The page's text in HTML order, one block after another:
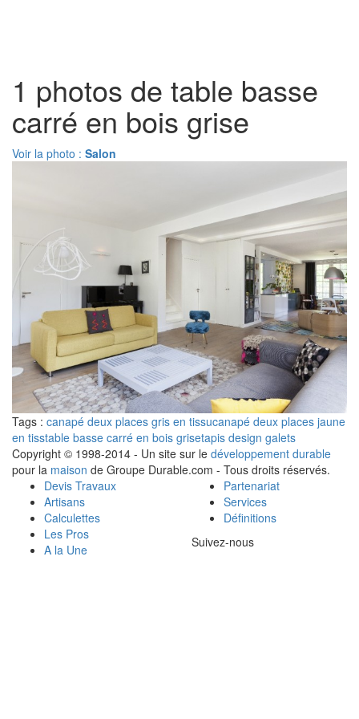
1 photos de table basse
carré en bois grise
Voir la photo : Salon
Tags : canapé deux places gris en tissucanapé deux places jaune
en tisstable basse carré en bois grisetapis design galets
Copyright © 1998-2014 - Un site sur le développement durable
pour la maison de Groupe Durable.com - Tous droits réservés.
Devis Travaux
Artisans
Calculettes
Les Pros
A la Une
Partenariat
Services
Définitions
Suivez-nous